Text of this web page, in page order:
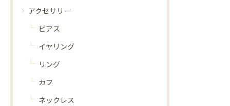
アクセサリー
ピアス
イヤリング
リング
カフ
ネックレス